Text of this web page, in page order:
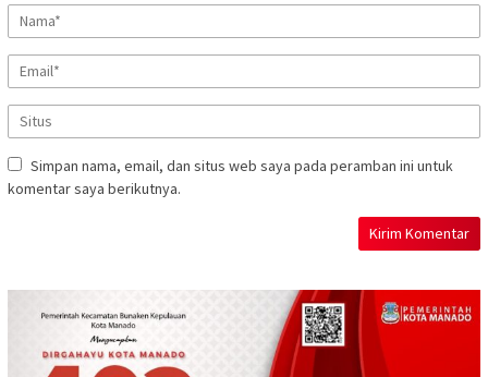
Simpan nama, email, dan situs web saya pada peramban ini untuk
komentar saya berikutnya.